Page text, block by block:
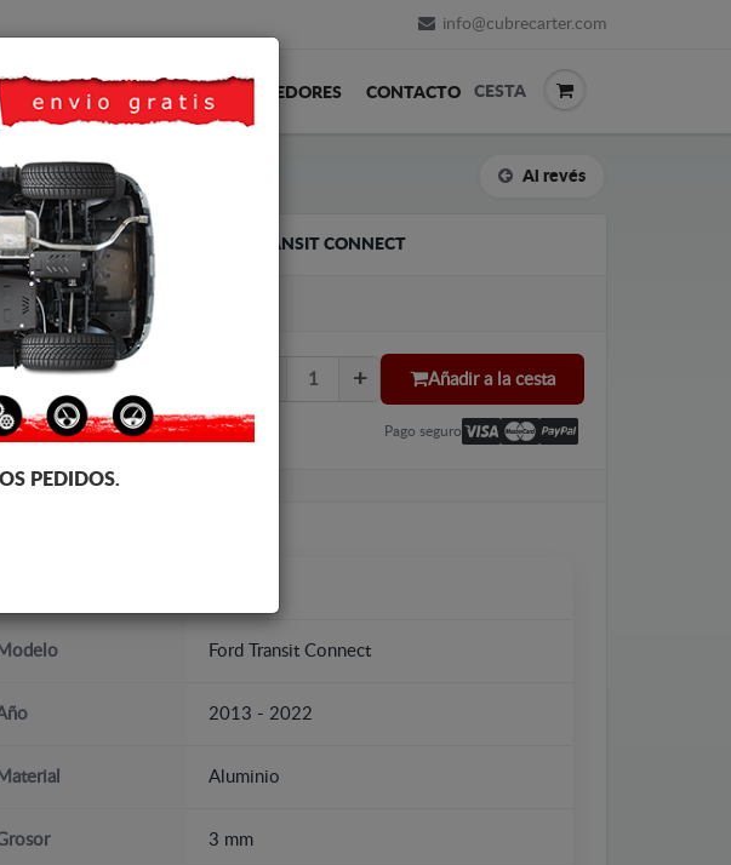
info@cubrecarter.com
FEEDBACK REVENDEDORES CONTACTO CESTA
Al revés
CÁRTER DE ALUMINIO FORD TRANSIT CONNECT
de producto: 30.044ALU
Añadir a la cesta
Pago seguro
Modelo Ford Transit Connect
2013 - 2022
Material Aluminio
3 mm
PEDIDOS.